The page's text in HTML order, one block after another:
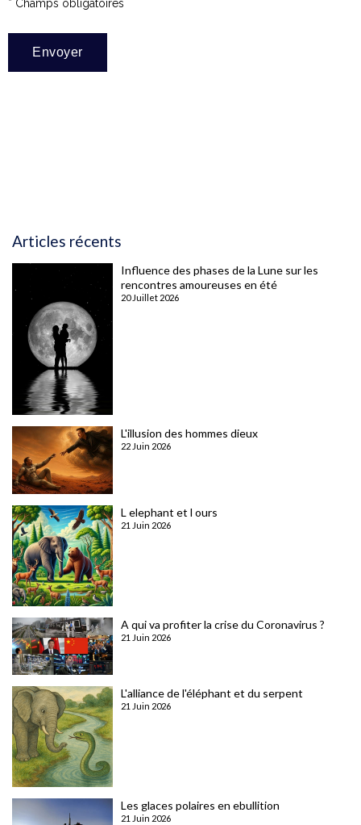
* Champs obligatoires
Articles récents
Influence des phases de la Lune sur les
rencontres amoureuses en été
20 Juillet 2026
L'illusion des hommes dieux
22 Juin 2026
L elephant et l ours
21 Juin 2026
A qui va profiter la crise du Coronavirus ?
21 Juin 2026
L'alliance de l'éléphant et du serpent
21 Juin 2026
Les glaces polaires en ebullition
21 Juin 2026